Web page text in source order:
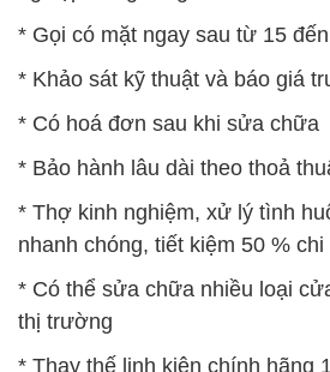
* Gọi có mặt ngay sau từ 15
* Khảo sát kỹ thuật và báo giá
* Có hoá đơn sau khi sửa chữa
* Bảo hành lâu dài theo thoả
* Thợ kinh nghiệm, xử lý tình
nhanh chóng, tiết kiệm 50 % chi
* Có thể sửa chữa nhiều loại
thị trường
* Thay thế linh kiện chính hãng